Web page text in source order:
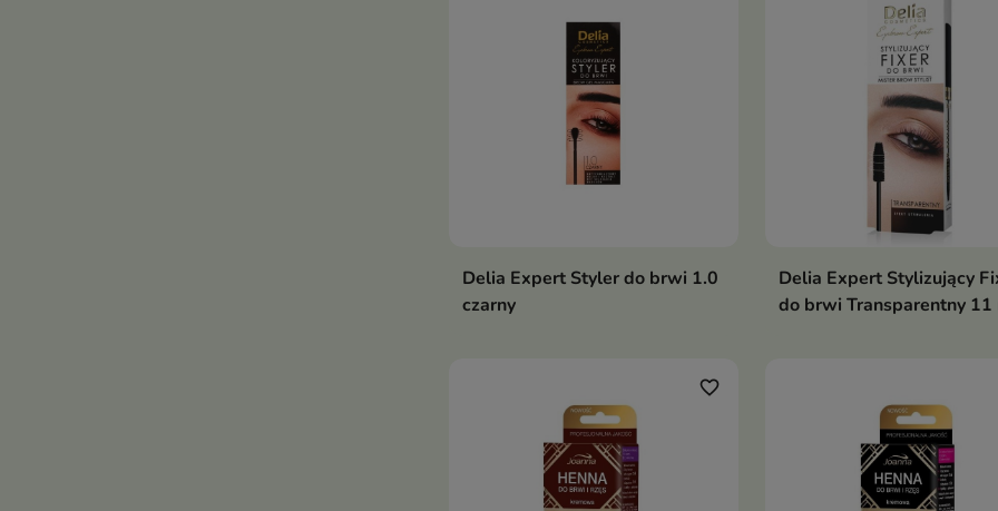
Delia Expert Styler do brwi 1.0
czarny
Delia Expert Stylizujący
do brwi Transparentny 11
favorite_border